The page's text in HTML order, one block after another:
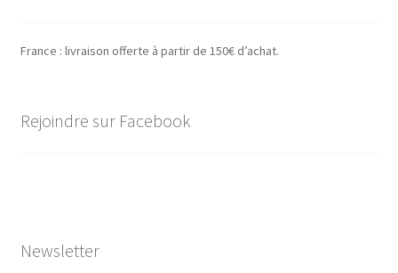
France : livraison offerte à partir de 150€ d’achat.
Rejoindre sur Facebook
Newsletter